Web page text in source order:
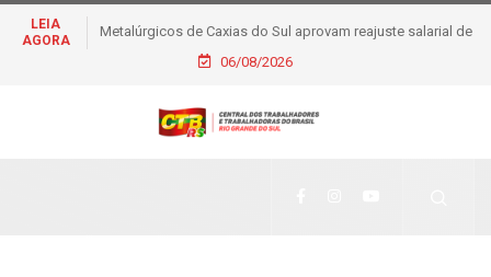
LEIA
AGORA
Metalúrgicos de Caxias do Sul aprovam reajuste salarial de
6% e piso de R$ 2,5 mil
06/08/2026